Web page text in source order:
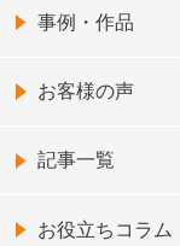
事例・作品
お客様の声
記事一覧
お役立ちコラム